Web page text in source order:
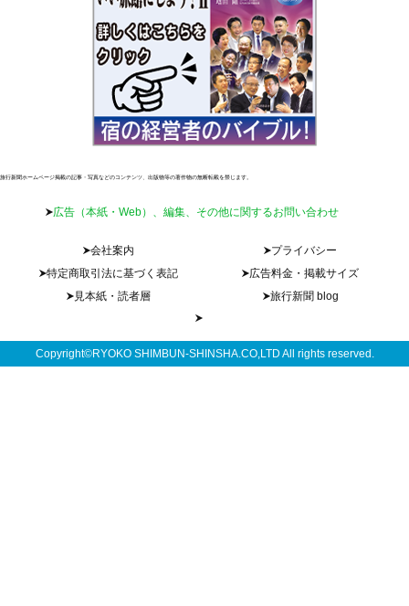
旅行新聞ホームページ掲載の記事・写真などのコンテンツ、出版物等の著作物の無断転載を禁じます。
広告（本紙・Web）、編集、その他に関するお問い合わせ
会社案内
プライバシー
特定商取引法に基づく表記
広告料金・掲載サイズ
見本紙・読者層
旅行新聞 blog
Copyright©RYOKO SHIMBUN-SHINSHA.CO,LTD All rights reserved.